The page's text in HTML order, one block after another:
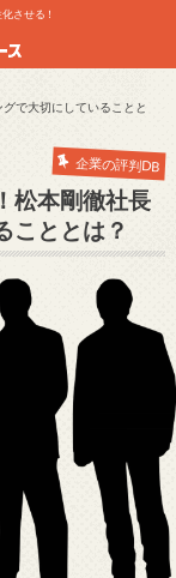
させる！
で大切にしていることと
企業の評判DB
松本剛徹社長
こととは？